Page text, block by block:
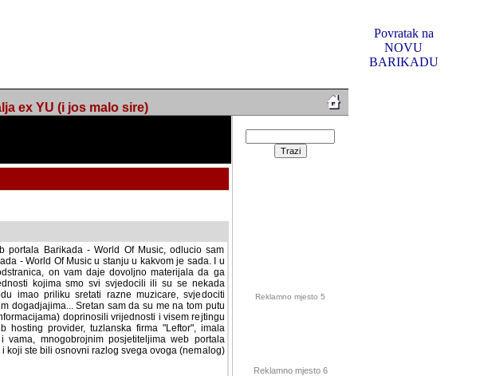
Povratak na
NOVU
BARIKADU
ex YU (i jos malo sire)
portala Barikada - World Of Music, odlucio sam
- World Of Music u stanju u kakvom je sada. I u
on vam daje dovoljno materijala da ga
kojima smo svi svjedocili ili su se nekada desile.
sretati razne muzicare, svjedociti njihovim
Sretan sam da su me na tom putu pratili
doprinosili vrijednosti i visem rejtingu ovog
provider, tuzlanska firma "Leftor", imala
mnogobrojnim posjetiteljima web portala
koji ste bili osnovni razlog svega ovoga (nemalog)